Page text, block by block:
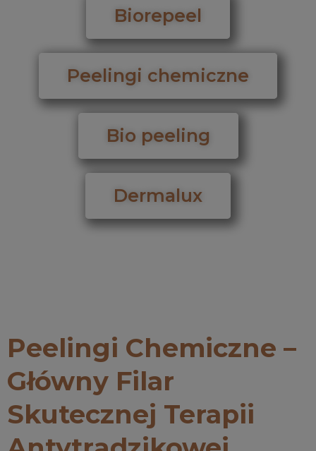
Biorepeel
Peelingi chemiczne
Bio peeling
Dermalux
Peelingi Chemiczne –
Główny Filar
Skutecznej Terapii